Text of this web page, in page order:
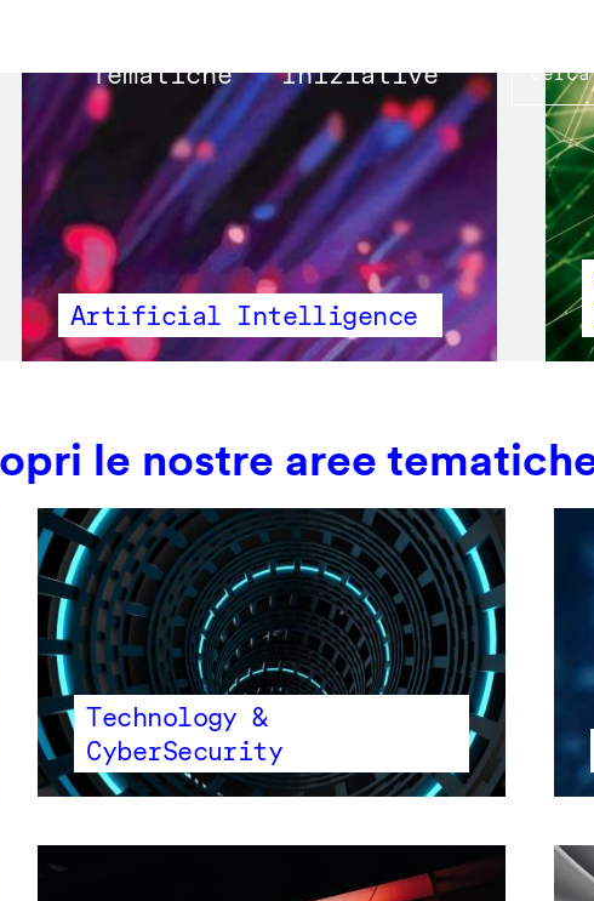
Main
navigation
Tematiche Iniziative
Artificial Intelligence
le nostre aree
Technology &
CyberSecurity